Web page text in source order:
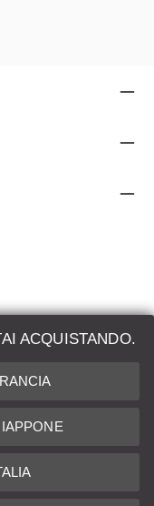
ACQUISTANDO.